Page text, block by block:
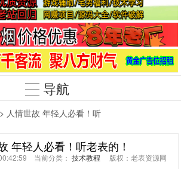
导航
> 人情世故 年轻人必看！听
年轻人必看！听老表的！
当前分类： 技术教程 版权：老表资源网